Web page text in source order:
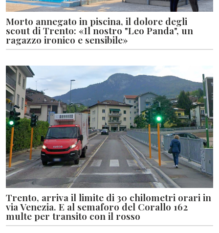
Morto annegato in piscina, il dolore degli
scout di Trento: «Il nostro "Leo Panda", un
ragazzo ironico e sensibile»
Trento, arriva il limite di 30 chilometri orari in
via Venezia. E al semaforo del Corallo 162
multe per transito con il rosso